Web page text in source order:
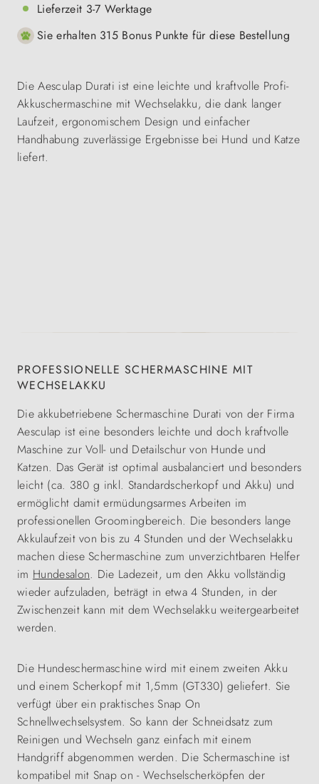
Lieferzeit 3-7 Werktage
Sie erhalten 315 Bonus Punkte für diese Bestellung
Die Aesculap Durati ist eine leichte und kraftvolle Profi-
Akkuschermaschine mit Wechselakku, die dank langer
Laufzeit, ergonomischem Design und einfacher
Handhabung zuverlässige Ergebnisse bei Hund und Katze
liefert.
PROFESSIONELLE SCHERMASCHINE MIT
WECHSELAKKU
Die akkubetriebene Schermaschine Durati von der Firma
Aesculap ist eine besonders leichte und doch kraftvolle
Maschine zur Voll- und Detailschur von Hunde und
Katzen. Das Gerät ist optimal ausbalanciert und besonders
leicht (ca. 380 g inkl. Standardscherkopf und Akku) und
ermöglicht damit ermüdungsarmes Arbeiten im
professionellen Groomingbereich. Die besonders lange
Akkulaufzeit von bis zu 4 Stunden und der Wechselakku
machen diese Schermaschine zum unverzichtbaren Helfer
im Hundesalon. Die Ladezeit, um den Akku vollständig
wieder aufzuladen, beträgt in etwa 4 Stunden, in der
Zwischenzeit kann mit dem Wechselakku weitergearbeitet
werden.
Die Hundeschermaschine wird mit einem zweiten Akku
und einem Scherkopf mit 1,5mm (GT330) geliefert. Sie
verfügt über ein praktisches Snap On
Schnellwechselsystem. So kann der Schneidsatz zum
Reinigen und Wechseln ganz einfach mit einem
Handgriff abgenommen werden. Die Schermaschine ist
kompatibel mit Snap on - Wechselscherköpfen der